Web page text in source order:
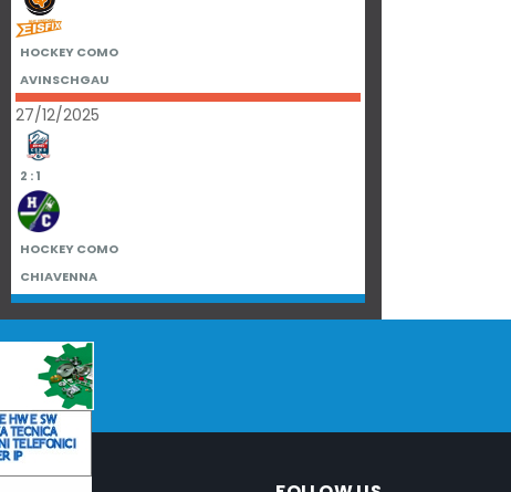
HOCKEY COMO
AVINSCHGAU
27/12/2025
2 : 1
HOCKEY COMO
CHIAVENNA